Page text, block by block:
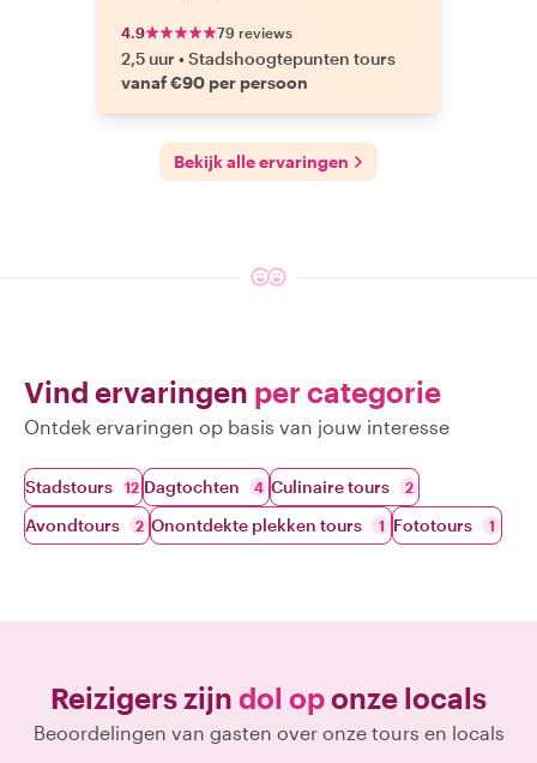
4.9 79 reviews
2,5 uur •Stadshoogtepunten tours
vanaf €90 per persoon
Bekijk alle ervaringen
Vind ervaringen per categorie
Ontdek ervaringen op basis van jouw interesse
Stadstours 12 Dagtochten 4 Culinaire tours 2
Avondtours 2 Onontdekte plekken tours 1 Fototours 1
Reizigers zijn dol oponze locals
Beoordelingen van gasten over onze tours en locals